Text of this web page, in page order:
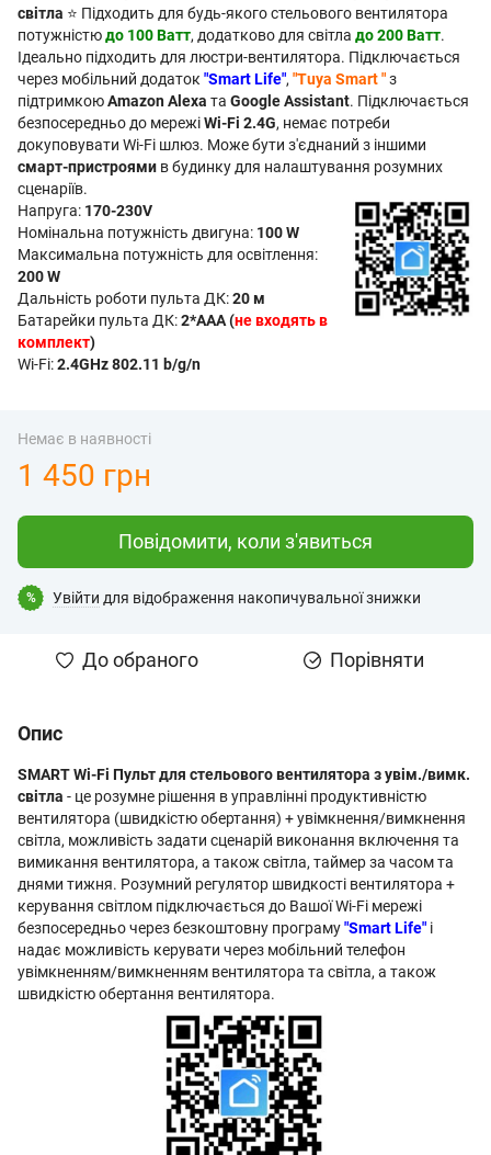
світла ⭐ Підходить для будь-якого стельового вентилятора
потужністюдо 100 Ватт, додатково для світла до 200 Ватт.
Ідеально підходить для люстри-вентилятора. Підключається
через мобільний додаток "Smart Life", "Tuya Smart "з
підтримкоюAmazon Alexa та Google Assistant. Підключається
безпосередньо до мережіWi-Fi 2.4G, немає потреби
докуповувати Wi-Fi шлюз. Може бути з'єднаний з іншими
смарт-пристроями в будинку для налаштування розумних
сценаріїв.
Напруга: 170-230V
Номінальна потужність двигуна: 100 W
Максимальна потужність для освітлення:
200 W
Дальність роботи пульта ДК:20 м
Батарейки пульта ДК:2*AAA (не входять в
комплект)
Wi-Fi:2.4GHz 802.11 b/g/n
Немає в наявності
1 450 грн
Повідомити, коли з'явиться
% Увійти для відображення накопичувальної знижки
До обраного Порівняти
Опис
SMART Wi-Fi Пульт для стельового вентилятора з увім./вимк.
світла - це розумне рішення в управлінні продуктивністю
вентилятора (швидкістю обертання) + увімкнення/вимкнення
світла, можливість задати сценарій виконання включення та
вимикання вентилятора, а також світла, таймер за часом та
днями тижня. Розумний регулятор швидкості вентилятора +
керування світлом підключається до Вашої Wi-Fi мережі
безпосередньо через безкоштовну програму"Smart Life" і
надає можливість керувати через мобільний телефон
увімкненням/вимкненням вентилятора та світла, а також
швидкістю обертання вентилятора.